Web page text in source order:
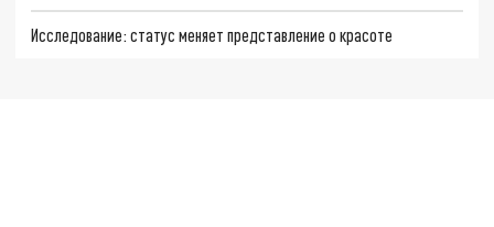
Исследование: статус меняет представление о красоте